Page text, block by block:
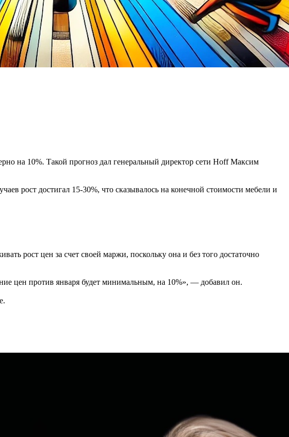
на 10%. Такой прогноз дал генеральный директор сети Hoff Максим
рост достигал 15-30%, что сказывалось на конечной стоимости мебели и
рост цен за счет своей маржи, поскольку она и без того достаточно
цен против января будет минимальным, на 10%», — добавил он.